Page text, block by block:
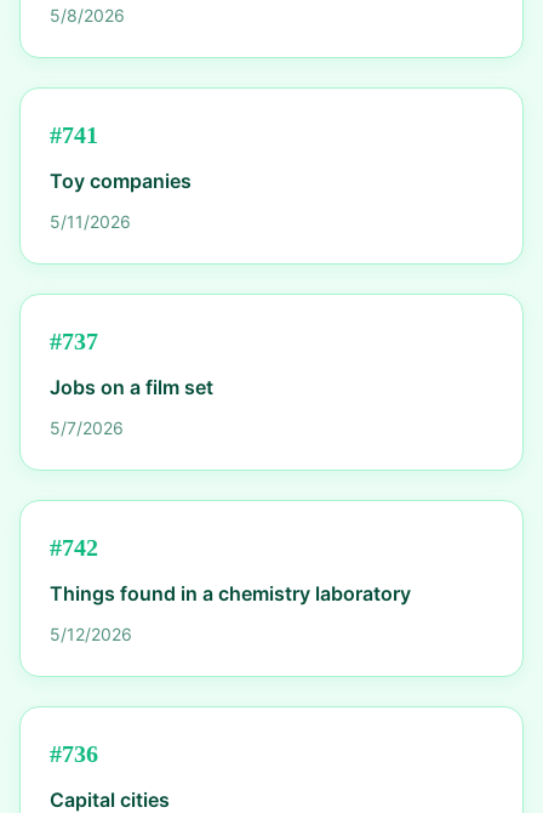
5/8/2026
#741
Toy companies
5/11/2026
#737
Jobs on a film set
5/7/2026
#742
Things found in a chemistry laboratory
5/12/2026
#736
Capital cities